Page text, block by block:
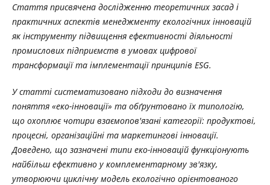
Стаття присвячена дослідженню теоретичних засад і
практичних аспектів менеджменту екологічних інновацій
як інструменту підвищення ефективності діяльності
промислових підприємств в умовах цифрової
трансформації та імплементації принципів ESG.
У статті систематизовано підходи до визначення
поняття «еко-інновації» та обґрунтовано їх типологію,
що охоплює чотири взаємопов'язані категорії: продуктові,
процесні, організаційні та маркетингові інновації.
Доведено, що зазначені типи еко-інновацій функціонують
найбільш ефективно у комплементарному зв'язку,
утворюючи циклічну модель екологічно орієнтованого